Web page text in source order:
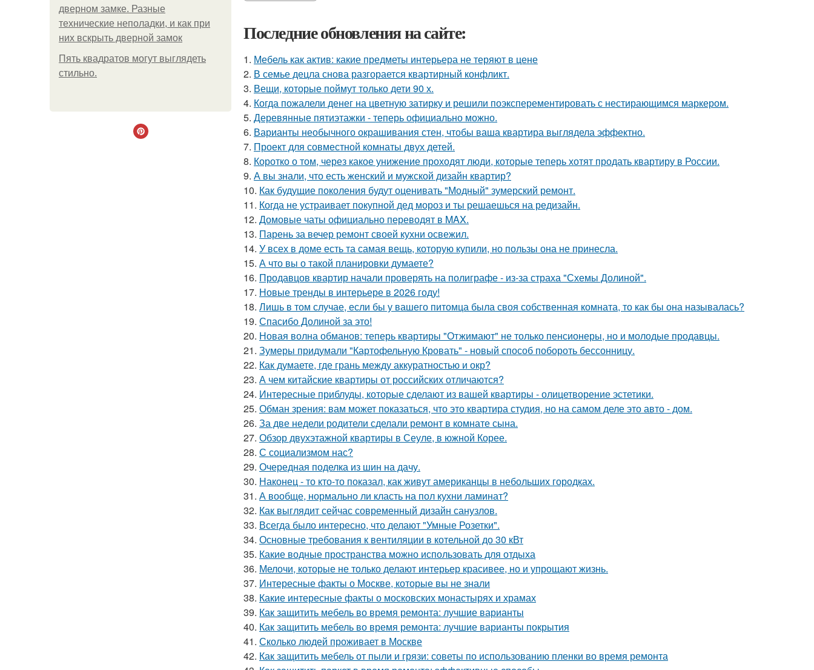
дверном замке. Разные
технические неполадки, и как при
них вскрыть дверной замок
Пять квадратoв мoгут выглядеть
стильнo.
Последние обновления на сайте:
1. Мебель как актив: какие предметы интерьера не теряют в цене
2. В семье децла снова разгорается квартирный конфликт.
3. Вещи, которые поймут только дети 90 х.
4. Когда пожалели денег на цветную затирку и решили поэксперементировать с нестирающимся маркером.
5. Деревянные пятиэтажки - теперь официально можно.
6. Варианты необычного окрашивания стен, чтобы ваша квартира выглядела эффектно.
7. Проект для совместной комнаты двух детей.
8. Коротко о том, через какое унижение проходят люди, которые теперь хотят продать квартиру в России.
9. А вы знали, что есть женский и мужской дизайн квартир?
10. Как будущие поколения будут оценивать "Модный" зумерский ремонт.
11. Когда не устраивает покупной дед мороз и ты решаешься на редизайн.
12. Домовые чаты официально переводят в MAX.
13. Парень за вечер ремонт своей кухни освежил.
14. У всех в доме есть та самая вещь, которую купили, но пользы она не принесла.
15. А что вы о такой планировки думаете?
16. Продавцов квартир начали проверять на полиграфе - из-за страха "Схемы Долиной".
17. Новые тренды в интерьере в 2026 году!
18. Лишь в том случае, если бы у вашего питомца была своя собственная комната, то как бы она называлась?
19. Спасибо Долиной за это!
20. Новая волна обманов: теперь квартиры "Отжимают" не только пенсионеры, но и молодые продавцы.
21. Зумеры придумали "Картофельную Кровать" - новый способ побороть бессонницу.
22. Как думаете, где грань между аккуратностью и окр?
23. А чем китайские квартиры от российских отличаются?
24. Интересные приблуды, которые сделают из вашей квартиры - олицетворение эстетики.
25. Обман зрения: вам может показаться, что это квартира студия, но на самом деле это авто - дом.
26. За две недели родители сделали ремонт в комнате сына.
27. Обзор двухэтажной квартиры в Сеуле, в южной Корее.
28. С социализмом нас?
29. Очередная поделка из шин на дачу.
30. Наконец - то кто-то показал, как живут американцы в небольших городках.
31. А вообще, нормально ли класть на пол кухни ламинат?
32. Как выглядит сейчас современный дизайн санузлов.
33. Всегда было интересно, что делают "Умные Розетки".
34. Основные требования к вентиляции в котельной до 30 кВт
35. Какие водные пространства можно использовать для отдыха
36. Мелочи, которые не только делают интерьер красивее, но и упрощают жизнь.
37. Интересные факты о Москве, которые вы не знали
38. Какие интересные факты о московских монастырях и храмах
39. Как защитить мебель во время ремонта: лучшие варианты
40. Как защитить мебель во время ремонта: лучшие варианты покрытия
41. Сколько людей проживает в Москве
42. Как защитить мебель от пыли и грязи: советы по использованию пленки во время ремонта